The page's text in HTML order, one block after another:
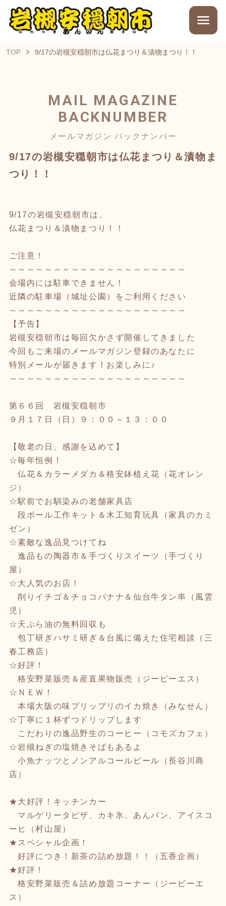
TOP 9/17の岩槻安穏朝市は仏花まつり＆漬物まつり！！
MAIL MAGAZINE
BACKNUMBER
メールマガジン バックナンバー
9/17の岩槻安穏朝市は仏花まつり＆漬物ま
つり！！
9/17の岩槻安穏朝市は、
仏花まつり＆漬物まつり！！
ご注意！
～～～～～～～～～～～～～～～～～～～～
会場内には駐車できません！
近隣の駐車場（城址公園）をご利用ください
～～～～～～～～～～～～～～～～～～～～
【予告】
岩槻安穏朝市は毎回欠かさず開催してきました
今回もご来場のメールマガジン登録のあなたに
特別メールが届きます！お楽しみに♪
～～～～～～～～～～～～～～～～～～～～
第６６回 岩槻安穏朝市
９月１７日（日）９：００～１３：００
【敬老の日、感謝を込めて】
☆毎年恒例！
仏花＆カラーメダカ＆格安鉢植え花（花オレン
ジ）
☆駅前でお馴染みの老舗家具店
段ボール工作キット＆木工知育玩具（家具のカミ
ゼン）
☆素敵な逸品見つけてね
逸品もの陶器市＆手づくりスイーツ（手づくり
屋）
☆大人気のお店！
削りイチゴ＆チョコバナナ＆仙台牛タン串（風雲
児）
☆天ぷら油の無料回収も
包丁研ぎハサミ研ぎ＆台風に備えた住宅相談（三
春工務店）
☆好評！
格安野菜販売＆産直果物販売（ジーピーエス）
☆ＮＥＷ！
本場大阪の味プリップリのイカ焼き（みなせん）
☆丁寧に１杯ずつドリップします
こだわりの逸品野生のコーヒー（コモズカフェ）
☆岩槻ねぎの塩焼きそばもあるよ
小魚ナッツとノンアルコールビール（長谷川商
店）
★大好評！キッチンカー
マルゲリータピザ、カキ氷、あんパン、アイスコ
ーヒ（村山屋）
★スペシャル企画！
好評につき！新茶の詰め放題！！（五香企画）
★好評！
格安野菜販売＆詰め放題コーナー（ジーピーエ
ス）